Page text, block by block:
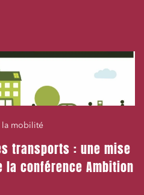
la mobilité
transports : une mise
conférence Ambition